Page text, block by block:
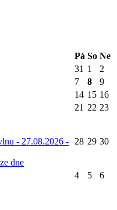
Pá So Ne
31 1
2
7 8
9
14 15 16
21 22 23
- 27.08.2026 -
dne
28 29 30
4 5 6